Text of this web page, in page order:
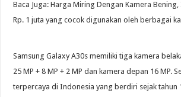
Baca Juga: Harga Miring Dengan Kamera
Rp. 1 juta yang cocok digunakan oleh berbagai
Samsung Galaxy A30s memiliki tiga kamera
25 MP + 8 MP + 2 MP dan kamera depan 16 MP.
terpercaya di Indonesia yang berdiri sejak tahun